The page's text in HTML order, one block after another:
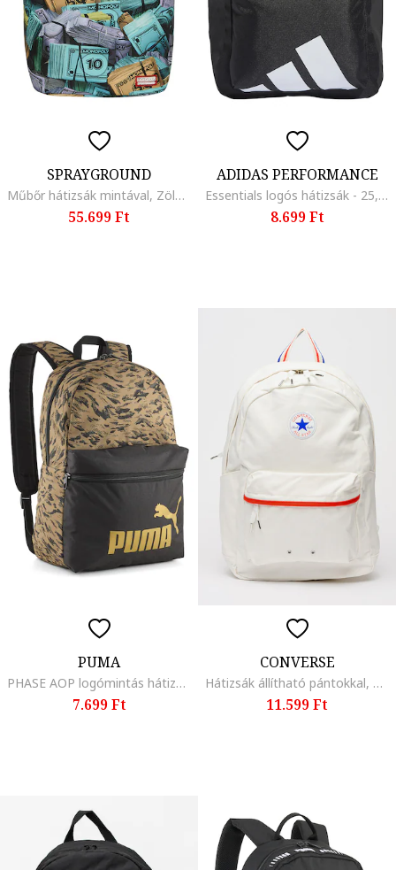
SPRAYGROUND
Műbőr hátizsák mintával, Zöld/Fekete/Narancssárga
55.699 Ft
ADIDAS PERFORMANCE
Essentials logós hátizsák - 25,7 l, Fehér/Fekete
8.699 Ft
PUMA
PHASE AOP logómintás hátizsák, Fekete/Bézs
7.699 Ft
CONVERSE
Hátizsák állítható pántokkal, Piros/Törtfehér
11.599 Ft